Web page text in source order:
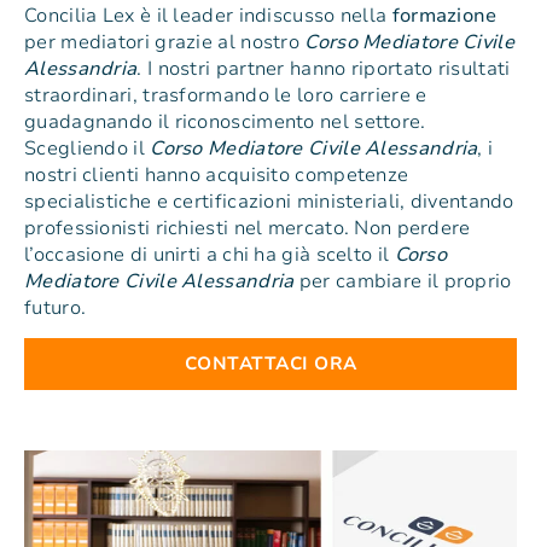
Concilia Lex è il leader indiscusso nella formazione
per mediatori grazie al nostro Corso Mediatore Civile
Alessandria. I nostri partner hanno riportato risultati
straordinari, trasformando le loro carriere e
guadagnando il riconoscimento nel settore.
Scegliendo il Corso Mediatore Civile Alessandria, i
nostri clienti hanno acquisito competenze
specialistiche e certificazioni ministeriali, diventando
professionisti richiesti nel mercato. Non perdere
l’occasione di unirti a chi ha già scelto il Corso
Mediatore Civile Alessandria per cambiare il proprio
futuro.
CONTATTACI ORA